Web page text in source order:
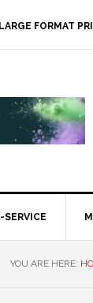
LARGE FORMAT
YOU ARE HERE: